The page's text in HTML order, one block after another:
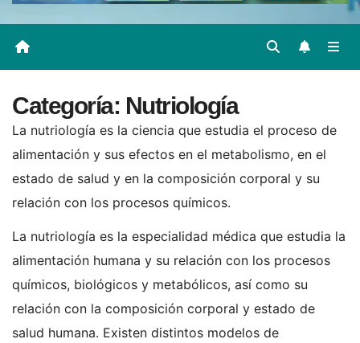
Categoría: Nutriología
La nutriología es la ciencia que estudia el proceso de
alimentación y sus efectos en el metabolismo, en el
estado de salud y en la composición corporal y su
relación con los procesos químicos.
La nutriología es la especialidad médica que estudia la
alimentación humana y su relación con los procesos
químicos, biológicos y metabólicos, así como su
relación con la composición corporal y estado de
salud humana. Existen distintos modelos de